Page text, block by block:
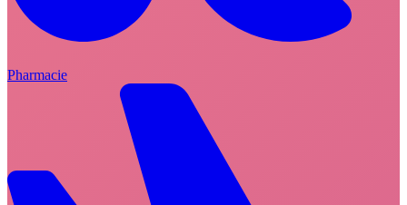
Pharmacie